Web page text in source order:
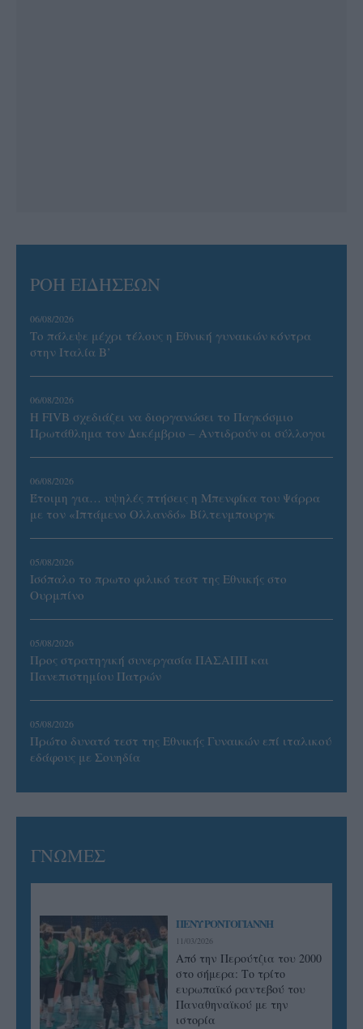
ΡΟΗ ΕΙΔΗΣΕΩΝ
06/08/2026
Το πάλεψε μέχρι τέλους η Εθνική γυναικών κόντρα
στην Ιταλία Β’
06/08/2026
Η FIVB σχεδιάζει να διοργανώσει το Παγκόσμιο
Πρωτάθλημα τον Δεκέμβριο – Αντιδρούν οι σύλλογοι
06/08/2026
Έτοιμη για… υψηλές πτήσεις η Μπενφίκα του Ψάρρα
με τον «Ιπτάμενο Ολλανδό» Βίλτενμπουργκ
05/08/2026
Ισόπαλο το πρωτο φιλικό τεστ της Εθνικής στο
Ουρμπίνο
05/08/2026
Προς στρατηγική συνεργασία ΠΑΣΑΠΠ και
Πανεπιστημίου Πατρών
05/08/2026
Πρώτο δυνατό τεστ της Εθνικής Γυναικών επί ιταλικού
εδάφους με Σουηδία
ΓΝΩΜΕΣ
ΠΕΝΥ ΡΟΝΤΟΓΙΑΝΝΗ
11/03/2026
Από την Περούτζια του 2000
στο σήμερα: Tο τρίτο
ευρωπαϊκό ραντεβού του
Παναθηναϊκού με την
ιστορία